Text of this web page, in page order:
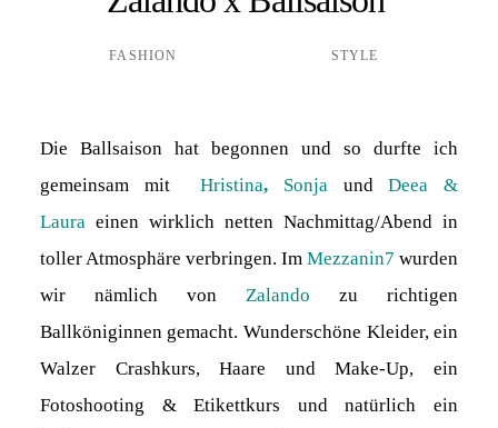
FASHION STYLE
Die Ballsaison hat begonnen und so durfte ich
gemeinsam mitHristina, SonjaundDeea &
Lauraeinen wirklich netten Nachmittag/Abend in
toller Atmosphäre verbringen. Im Mezzanin7 wurden
wir nämlich vonZalando zu richtigen
Ballköniginnen gemacht. Wunderschöne Kleider, ein
Walzer Crashkurs, Haare und Make-Up, ein
Fotoshooting & Etikettkurs und natürlich ein